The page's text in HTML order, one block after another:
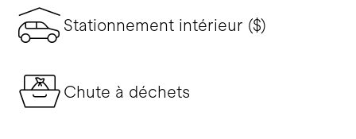
Stationnement intérieur ($)
Chute à déchets